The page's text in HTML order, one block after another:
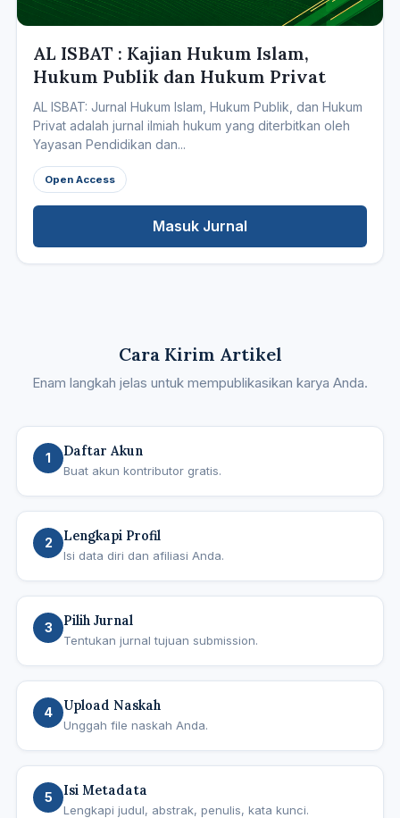
AL ISBAT : Kajian Hukum Islam,
Hukum Publik dan Hukum Privat
AL ISBAT: Jurnal Hukum Islam, Hukum Publik, dan Hukum
Privat adalah jurnal ilmiah hukum yang diterbitkan oleh
Yayasan Pendidikan dan...
Open Access
Masuk Jurnal
Cara Kirim Artikel
Enam langkah jelas untuk mempublikasikan karya Anda.
1 Daftar Akun
Buat akun kontributor gratis.
2 Lengkapi Profil
Isi data diri dan afiliasi Anda.
3 Pilih Jurnal
Tentukan jurnal tujuan submission.
4 Upload Naskah
Unggah file naskah Anda.
5 Isi Metadata
Lengkapi judul, abstrak, penulis, kata kunci.